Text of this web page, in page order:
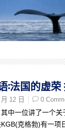
:法国的虚
12 日 0
中一位讲了一个关
克格勃)有一项